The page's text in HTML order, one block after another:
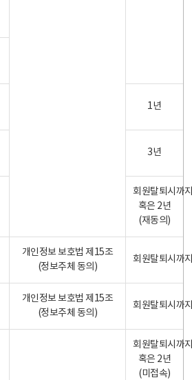
1년
3년
회원탈퇴시까
혹은 2년
(재동의)
개인정보 보호법 제15조
(정보주체 동의)
회원탈퇴시까
개인정보 보호법 제15조
(정보주체 동의)
회원탈퇴시까
회원탈퇴시까
혹은 2년
(미접속)